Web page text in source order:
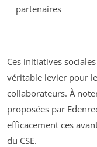
partenaires
Ces initiatives
véritable levier pour
collaborateurs. À
proposées par
efficacement ces
du CSE.